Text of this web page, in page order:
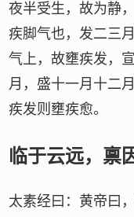
夜半受生，故为静
疾脚气也，发二三
气上，故壅疾发，
月，盛十一月十二
疾发则壅疾愈。
临于云远，禀
太素经曰：黄帝曰